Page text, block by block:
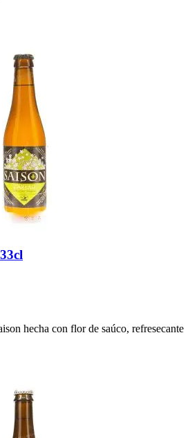
hecha con flor de saúco, refresecante